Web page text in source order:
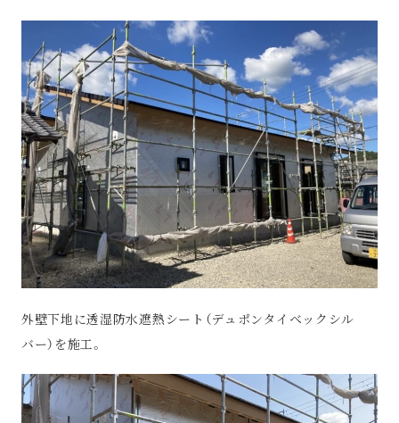
外壁下地に透湿防水遮熱シート（デュポンタイベックシル
バー）を施工。